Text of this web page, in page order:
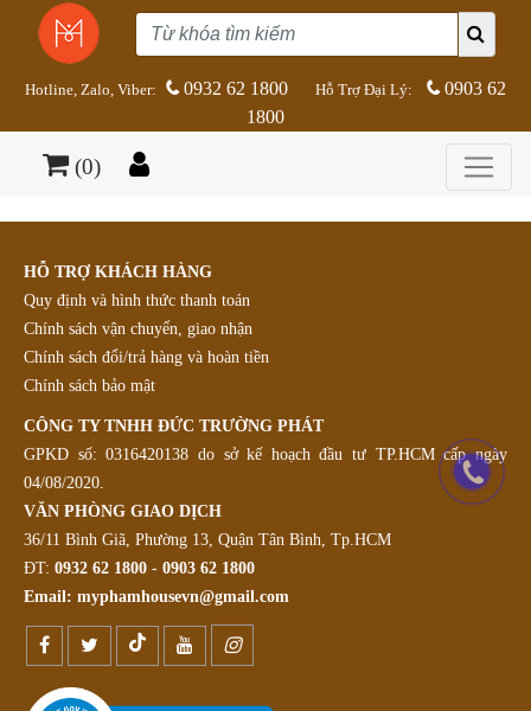
Hotline, Zalo, Viber: 0932 62 1800 Hỗ Trợ Đại Lý:
0903 62
1800
(0)
HỖ TRỢ KHÁCH HÀNG
Quy định và hình thức thanh toán
Chính sách vận chuyển, giao nhận
Chính sách đổi/trả hàng và hoàn tiền
Chính sách bảo mật
CÔNG TY TNHH ĐỨC TRƯỜNG PHÁT
GPKD số: 0316420138 do sở kế hoạch đầu tư TP.HCM cấp ngày
04/08/2020.
VĂN PHÒNG GIAO DỊCH
36/11 Bình Giã, Phường 13, Quận Tân Bình, Tp.HCM
ĐT: 0932 62 1800 - 0903 62 1800
Email: myphamhousevn@gmail.com